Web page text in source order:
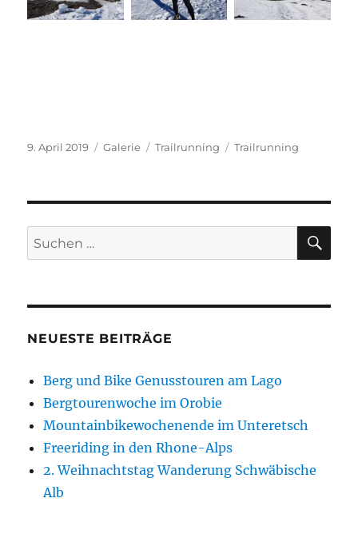
Veröffentlicht
9. April 2019 Format
Galerie Kategorien
Trailrunning Schlagwörter
Trailrunning
Suchen
nach:
NEUESTE BEITRÄGE
Berg und Bike Genusstouren am Lago
Bergtourenwoche im Orobie
Mountainbikewochenende im Unteretsch
Freeriding in den Rhone-Alps
2. Weihnachtstag Wanderung Schwäbische
Alb